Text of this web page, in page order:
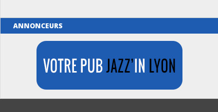
ANNONCEURS
Merci de Liker notre page Facebook !